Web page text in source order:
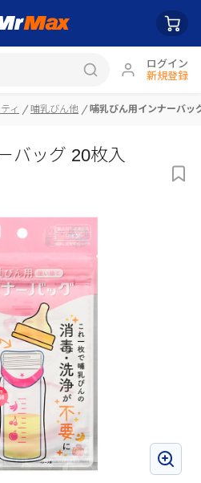
ログイン
新規登録
ィ 哺乳びん他 哺乳びん用インナーバッ
バッグ 20枚入